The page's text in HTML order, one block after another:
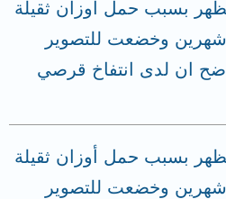
بسبب حمل أوزان ثقيلة
شهرين وخضعت للتصوير
ان لدى انتفاخ قرصي
بسبب حمل أوزان ثقيلة
شهرين وخضعت للتصوير